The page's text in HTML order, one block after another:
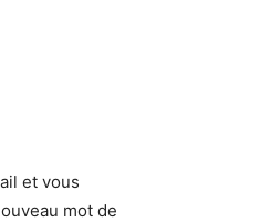
et vous
mot de